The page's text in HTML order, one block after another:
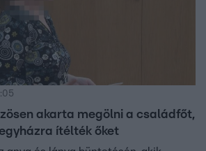
akarta megölni a családfőt,
ítélték őket